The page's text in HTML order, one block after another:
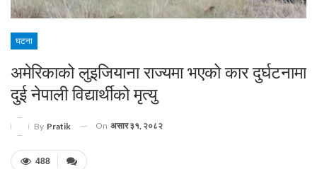
घटना
अमेरिकाको लुइजियाना राज्यमा भएको कार दुर्घटनामा
दुई नेपाली विद्यार्थीको मृत्यु
By Pratik On असार ३१, २०८२
488